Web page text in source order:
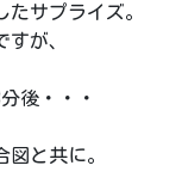
サプライズ。
が、
後・・・
図と共に。